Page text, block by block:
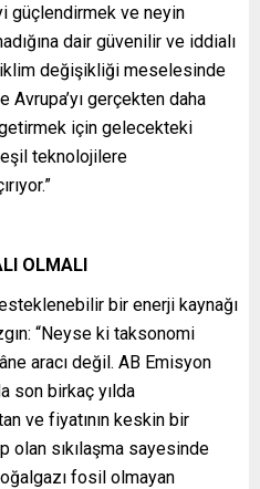
güçlendirmek ve neyin
dair güvenilir ve iddialı
iklim değişikliği meselesinde
Avrupa’yı gerçekten daha
için gelecekteki
teknolojilere
OLMALI
bir enerji kaynağı
“Neyse ki taksonomi
aracı değil. AB Emisyon
son birkaç yılda
ve fiyatının keskin bir
sıkılaşma sayesinde
fosil olmayan